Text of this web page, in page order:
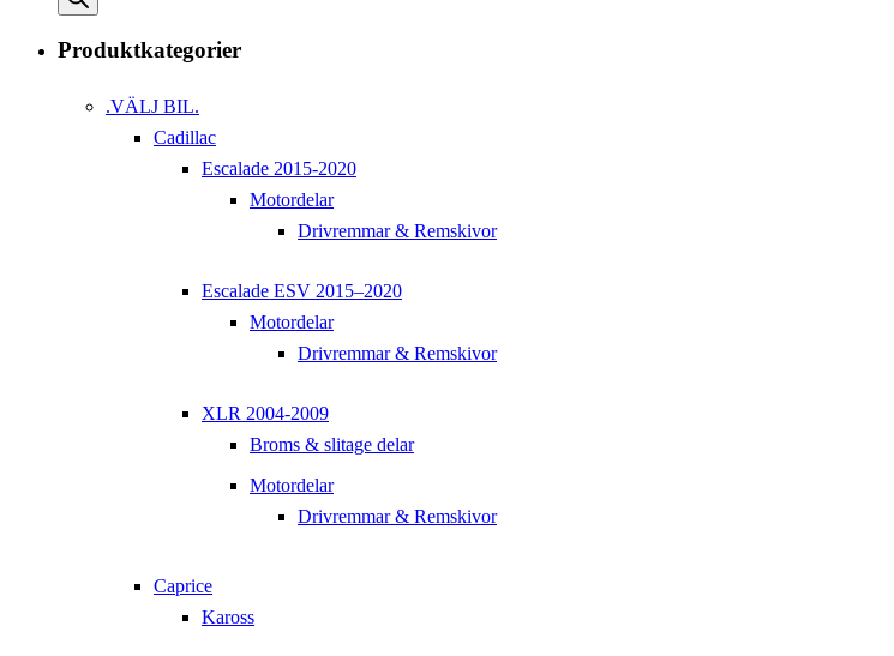
Produktkategorier
.VÄLJ BIL.
Cadillac
Escalade 2015-2020
Motordelar
Drivremmar & Remskivor
Escalade ESV 2015–2020
Motordelar
Drivremmar & Remskivor
XLR 2004-2009
Broms & slitage delar
Motordelar
Drivremmar & Remskivor
Caprice
Kaross